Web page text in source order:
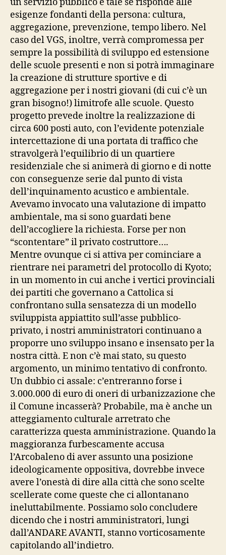
esigenze fondanti della persona: cultura,
aggregazione, prevenzione, tempo libero. Nel
caso del VGS, inoltre, verrà compromessa per
sempre la possibilità di sviluppo ed estensione
delle scuole presenti e non si potrà immaginare
la creazione di strutture sportive e di
aggregazione per i nostri giovani (di cui c’è un
gran bisogno!) limitrofe alle scuole. Questo
progetto prevede inoltre la realizzazione di
circa 600 posti auto, con l’evidente potenziale
intercettazione di una portata di traffico che
stravolgerà l’equilibrio di un quartiere
residenziale che si animerà di giorno e di notte
con conseguenze serie dal punto di vista
dell’inquinamento acustico e ambientale.
Avevamo invocato una valutazione di impatto
ambientale, ma si sono guardati bene
dell’accogliere la richiesta. Forse per non
“scontentare” il privato costruttore….
Mentre ovunque ci si attiva per cominciare a
rientrare nei parametri del protocollo di Kyoto;
in un momento in cui anche i vertici provinciali
dei partiti che governano a Cattolica si
confrontano sulla sensatezza di un modello
sviluppista appiattito sull’asse pubblico-
privato, i nostri amministratori continuano a
proporre uno sviluppo insano e insensato per la
nostra città. E non c’è mai stato, su questo
argomento, un minimo tentativo di confronto.
Un dubbio ci assale: c’entreranno forse i
3.000.000 di euro di oneri di urbanizzazione che
il Comune incasserà? Probabile, ma è anche un
atteggiamento culturale arretrato che
caratterizza questa amministrazione. Quando la
maggioranza furbescamente accusa
l’Arcobaleno di aver assunto una posizione
ideologicamente oppositiva, dovrebbe invece
avere l’onestà di dire alla città che sono scelte
scellerate come queste che ci allontanano
ineluttabilmente. Possiamo solo concludere
dicendo che i nostri amministratori, lungi
dall’ANDARE AVANTI, stanno vorticosamente
capitolando all’indietro.